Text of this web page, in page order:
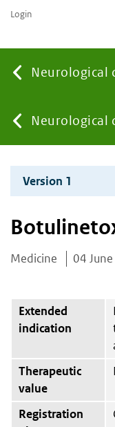
Neurological
You
are
here:
Neurological
Login
Version 1
Medicine 04
Extended
indication
Therapeutic
value
Registration